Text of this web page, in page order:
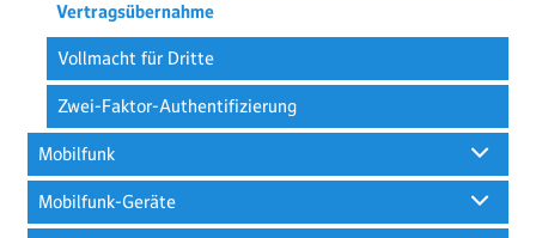
Vertragsübernahme
Vollmacht für Dritte
Zwei-Faktor-Authentifizierung
Mobilfunk
Mobilfunk-Geräte